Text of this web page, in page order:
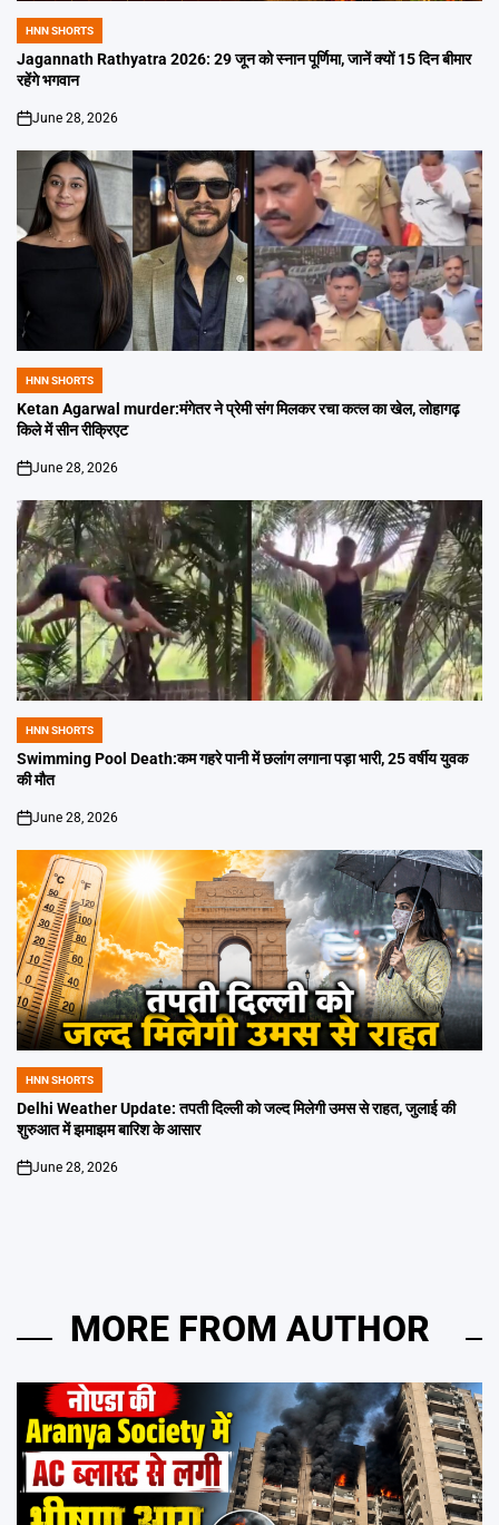
POSTED
IN
HNN SHORTS
Jagannath Rathyatra 2026: 29 जून को स्नान पूर्णिमा, जानें क्यों 15 दिन बीमार
रहेंगे भगवान
on
June 28, 2026
POSTED
IN
HNN SHORTS
Ketan Agarwal murder:मंगेतर ने प्रेमी संग मिलकर रचा कत्ल का खेल, लोहागढ़
किले में सीन रीक्रिएट
on
June 28, 2026
POSTED
IN
HNN SHORTS
Swimming Pool Death:कम गहरे पानी में छलांग लगाना पड़ा भारी, 25 वर्षीय युवक
की मौत
on
June 28, 2026
POSTED
IN
HNN SHORTS
Delhi Weather Update: तपती दिल्ली को जल्द मिलेगी उमस से राहत, जुलाई की
शुरुआत में झमाझम बारिश के आसार
on
June 28, 2026
MORE FROM AUTHOR